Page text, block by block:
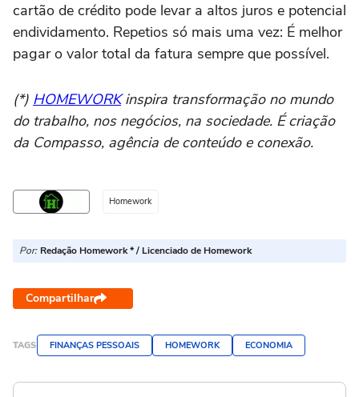
cartão de crédito pode levar a altos juros e potencial
endividamento. Repetios só mais uma vez: É melhor
pagar o valor total da fatura sempre que possível.
(*) HOMEWORKinspira transformação no mundo
do trabalho, nos negócios, na sociedade. É criação
da Compasso, agência de conteúdo e conexão.
Homework
Por: Redação Homework * / Licenciado de Homework
Compartilhar
TAGS FINANÇAS PESSOAIS HOMEWORK ECONOMIA